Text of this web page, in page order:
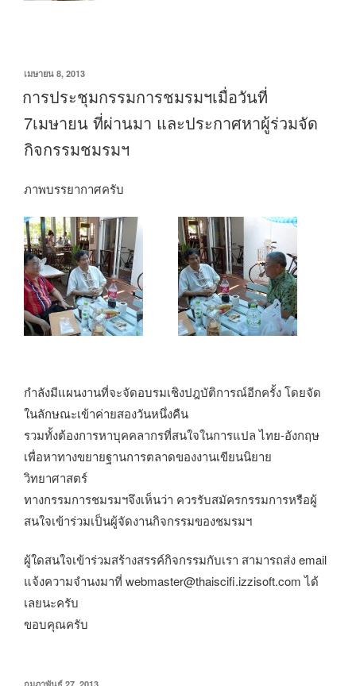
เขียน
ที่
เมษายน 8, 2013
การประชุมกรรมการชมรมฯเมื่อวันที่
7เมษายน ที่ผ่านมา และประกาศหาผู้ร่วมจัด
กิจกรรมชมรมฯ
ภาพบรรยากาศครับ
กำลังมีแผนงานที่จะจัดอบรมเชิงปฎบัติการณ์อีกครั้ง โดยจัด
ในลักษณะเข้าค่ายสองวันหนึ่งคืน
รวมทั้งต้องการหาบุคคลากรที่สนใจในการแปล ไทย-อังกฤษ
เพื่อหาทางขยายฐานการตลาดของงานเขียนนิยาย
วิทยาศาสตร์
ทางกรรมการชมรมฯจึงเห็นว่า ควรรับสมัครกรรมการหรือผู้
สนใจเข้าร่วมเป็นผู้จัดงานกิจกรรมของชมรมฯ
ผู้ใดสนใจเข้าร่วมสร้างสรรค์กิจกรรมกับเรา สามารถส่ง email
แจ้งความจำนงมาที่ webmaster@thaiscifi.izzisoft.com ได้
เลยนะครับ
ขอบคุณครับ
เขียน